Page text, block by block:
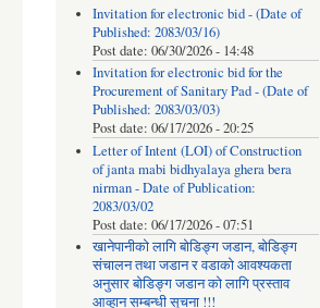
Invitation for electronic bid - (Date of
Published: 2083/03/16)
Post date: 06/30/2026 - 14:48
Invitation for electronic bid for the
Procurement of Sanitary Pad - (Date of
Published: 2083/03/03)
Post date: 06/17/2026 - 20:25
Letter of Intent (LOI) of Construction
of janta mabi bidhyalaya ghera bera
nirman - Date of Publication:
2083/03/02
Post date: 06/17/2026 - 07:51
खानेपानीको लागि बोडिङ्ग जडान, बोडिङ्ग
संचालन तथा जडान र वडाको आवश्यकता
अनुसार बोडिङ्ग जडान को लागि प्रस्ताव
आव्हान सम्बन्धी सूचना !!!